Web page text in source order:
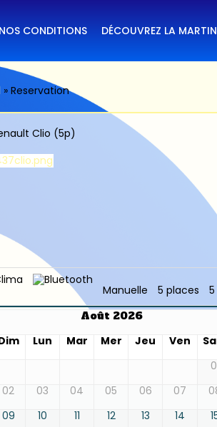
NOS CONDITIONS DÉCOUVREZ LA
» Reservation
Manuelle 5 places
Août 2026
Lun Mar Mer Jeu Ven
02
03 04 05 06 07
09
10 11 12 13 14